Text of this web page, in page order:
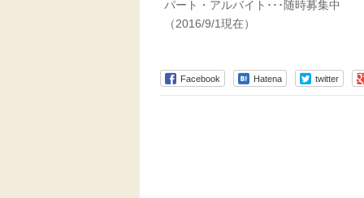
パート・アルバイト･･･随時募集中
（2016/9/1現在）
Facebook Hatena twitter